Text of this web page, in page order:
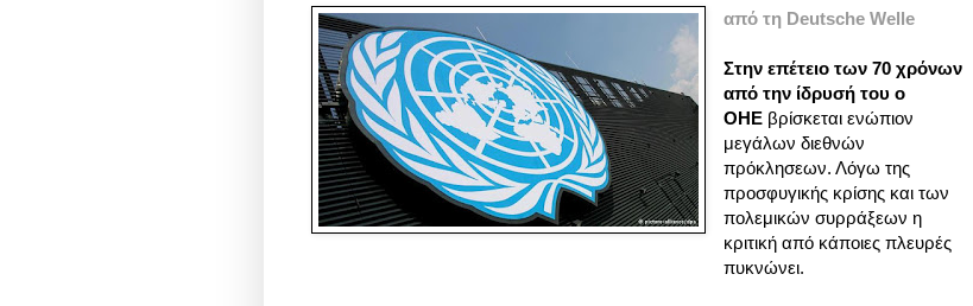
από τη Deutsche Welle
Στην επέτειο των 70 χρόνων
από την ίδρυσή του ο
ΟΗΕ βρίσκεται ενώπιον
μεγάλων διεθνών
πρόκλησεων. Λόγω της
προσφυγικής κρίσης και των
πολεμικών συρράξεων η
κριτική από κάποιες πλευρές
πυκνώνει.